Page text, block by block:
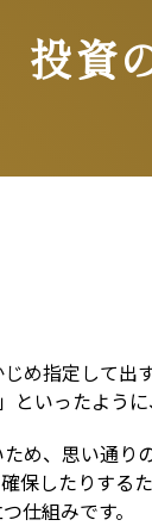
投資
め指定して
いったよう
め、思い通
保したりす
仕組みです。